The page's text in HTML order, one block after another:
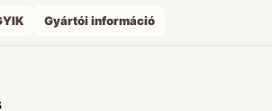
Gyártói információ